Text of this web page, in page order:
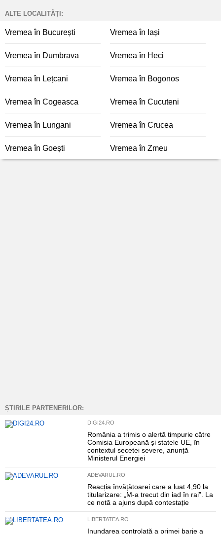
ALTE LOCALITĂȚI:
Vremea în București Vremea în Iași
Vremea în Dumbrava Vremea în Heci
Vremea în Lețcani Vremea în Bogonos
Vremea în Cogeasca Vremea în Cucuteni
Vremea în Lungani Vremea în Crucea
Vremea în Goești Vremea în Zmeu
ȘTIRILE PARTENERILOR:
DIGI24.RO
România a trimis o alertă timpurie către
Comisia Europeană și statele UE, în
contextul secetei severe, anunță
Ministerul Energiei
ADEVARUL.RO
Reacția învățătoarei care a luat 4,90 la
titularizare: „M-a trecut din iad în rai”. La
ce notă a ajuns după contestație
LIBERTATEA.RO
Inundarea controlată a primei barje a